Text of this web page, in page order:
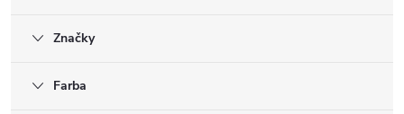
Značky
Farba